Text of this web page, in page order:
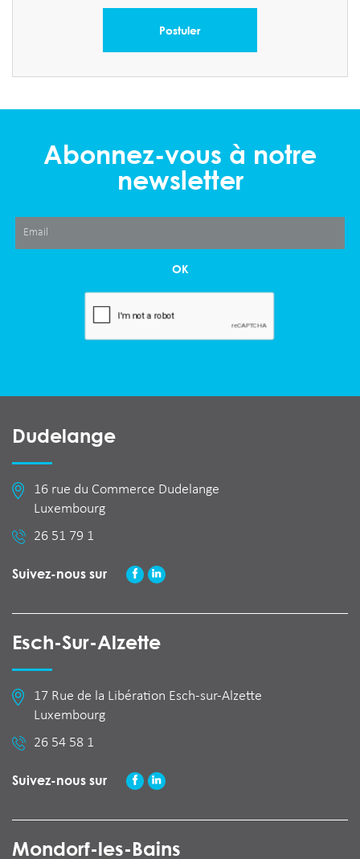
Postuler
Abonnez-vous à notre
newsletter
OK
Dudelange
16 rue du Commerce Dudelange
Luxembourg
26 51 79 1
Suivez-nous sur
Esch-Sur-Alzette
17 Rue de la Libération Esch-sur-Alzette
Luxembourg
26 54 58 1
Suivez-nous sur
Mondorf-les-Bains